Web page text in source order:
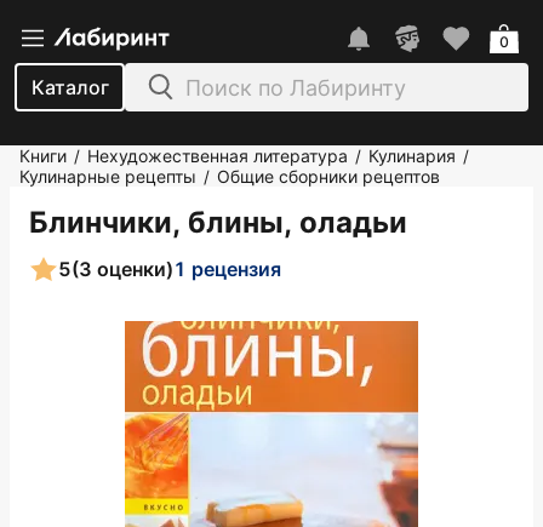
Каталог
0
Книги / Нехудожественная литература / Кулинария /
Кулинарные рецепты / Общие сборники рецептов
Блинчики, блины, оладьи
5(3 оценки)1 рецензия